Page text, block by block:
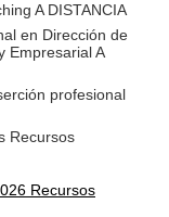
A DISTANCIA
en Dirección de
Empresarial A
profesional
Recursos
Recursos